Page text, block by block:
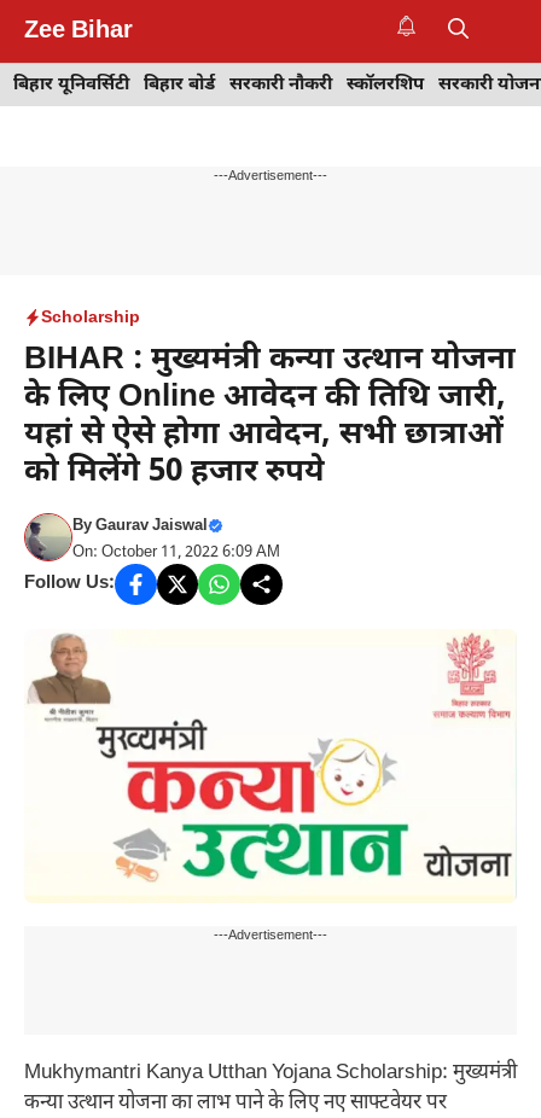
content
Zee Bihar
बिहार यूनिवर्सिटी बिहार बोर्ड सरकारी नौकरी स्कॉलरशिप सरकारी
---Advertisement---
Scholarship
BIHAR : मुख्यमंत्री कन्या उत्थान योजना
के लिए Online आवेदन की तिथि जारी,
यहां से ऐसे होगा आवेदन, सभी छात्राओं
को मिलेंगे 50 हजार रुपये
ByGaurav Jaiswal
On: October 11, 2022 6:09 AM
Follow Us:
---Advertisement---
Mukhymantri Kanya Utthan Yojana Scholarship: मुख्यमंत्री
कन्या उत्थान योजना का लाभ पाने के लिए नए साफ्टवेयर पर